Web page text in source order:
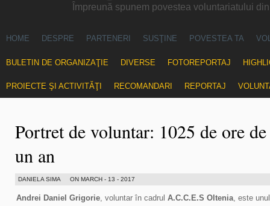
Împreună spunem povestea voluntariatului
HOME DESPRE PARTENERI SUSŢINE POVESTEA TA
BULETIN DE ORGANIZAŢIE DIVERSE FOTOREPORTAJ
PROIECTE ŞI ACTIVITĂŢI RECOMANDARI REPORTAJ
Portret de voluntar: 1025 de ore
un an
DANIELA SIMA ON MARCH - 13 - 2017
Andrei Daniel Grigorie, voluntar în cadrul A.C.C.E.S Oltenia, este